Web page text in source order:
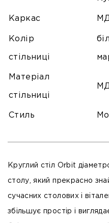
Каркас
Колір
стільниці
Матеріал
стільниці
Стиль
Круглий стіл Orbit
столу, який прекрасно
сучасних столових і
збільшує простір і